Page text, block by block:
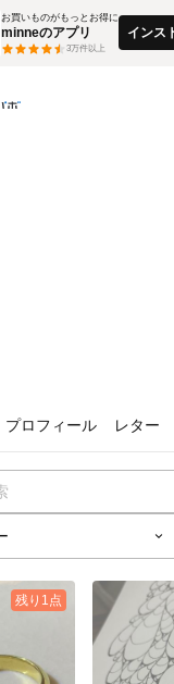
お買いものがもっとお得に
minneのアプリ
3万件以上
インス
プロフィール レター
残り1点